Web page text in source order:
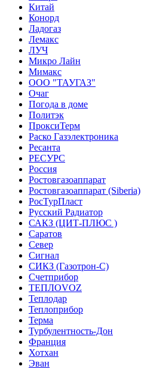
Китай
Конорд
Ладогаз
Лемакс
ЛУЧ
Микро Лайн
Мимакс
ООО "ТАУГАЗ"
Очаг
Погода в доме
Политэк
ПроксиТерм
Раско Газэлектроника
Ресанта
РЕСУРС
Россия
Ростовгазоаппарат
Ростовгазоаппарат (Siberia)
РосТурПласт
Русский Радиатор
САКЗ (ЦИТ-ПЛЮС )
Саратов
Север
Сигнал
СИКЗ (Газотрон-С)
Счетприбор
ТЕПЛОVOZ
Теплодар
Теплоприбор
Терма
Турбулентность-Дон
Франция
Хотхан
Эван